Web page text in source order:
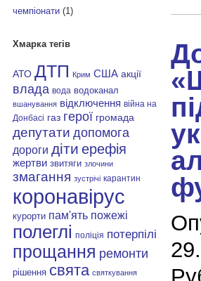
чемпіонати(1)
Хмарка тегів
АТО ДТП Крим США акції
влада вода водоканал
вшанування відключення війна на
Донбасі газ герої громада
депутати допомога
дороги діти ерефія
жертви звитяги злочини
змагання зустрічі карантин
коронавірус
курорти пам'ять пожежі
полеглі поліція потерпілі
прощання ремонти
рішення свята святкування